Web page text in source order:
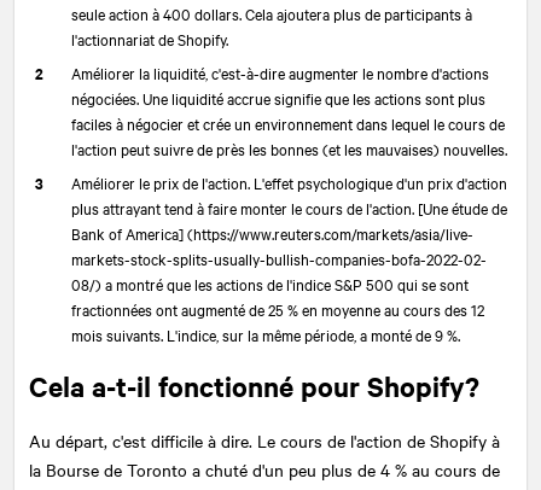
seule action à 400 dollars. Cela ajoutera plus de participants à
l'actionnariat de Shopify.
Améliorer la liquidité, c'est-à-dire augmenter le nombre d'actions
négociées. Une liquidité accrue signifie que les actions sont plus
faciles à négocier et crée un environnement dans lequel le cours de
l'action peut suivre de près les bonnes (et les mauvaises) nouvelles.
Améliorer le prix de l'action. L'effet psychologique d'un prix d'action
plus attrayant tend à faire monter le cours de l'action. [Une étude de
Bank of America] (https://www.reuters.com/markets/asia/live-
markets-stock-splits-usually-bullish-companies-bofa-2022-02-
08/) a montré que les actions de l'indice S&P 500 qui se sont
fractionnées ont augmenté de 25 % en moyenne au cours des 12
mois suivants. L'indice, sur la même période, a monté de 9 %.
Cela a-t-il fonctionné pour Shopify?
Au départ, c'est difficile à dire. Le cours de l'action de Shopify à
la Bourse de Toronto a chuté d'un peu plus de 4 % au cours de